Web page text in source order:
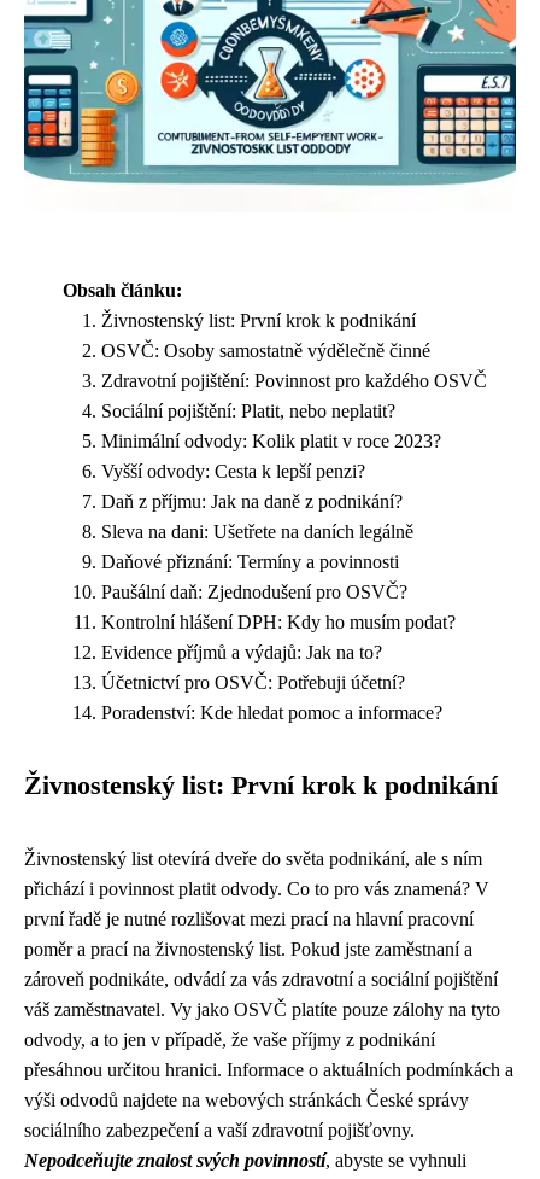
Obsah článku:
Živnostenský list: První krok k podnikání
OSVČ: Osoby samostatně výdělečně činné
Zdravotní pojištění: Povinnost pro každého OSVČ
Sociální pojištění: Platit, nebo neplatit?
Minimální odvody: Kolik platit v roce 2023?
Vyšší odvody: Cesta k lepší penzi?
Daň z příjmu: Jak na daně z podnikání?
Sleva na dani: Ušetřete na daních legálně
Daňové přiznání: Termíny a povinnosti
Paušální daň: Zjednodušení pro OSVČ?
Kontrolní hlášení DPH: Kdy ho musím podat?
Evidence příjmů a výdajů: Jak na to?
Účetnictví pro OSVČ: Potřebuji účetní?
Poradenství: Kde hledat pomoc a informace?
Živnostenský list: První krok k podnikání
Živnostenský list otevírá dveře do světa podnikání, ale s ním
přichází i povinnost platit odvody. Co to pro vás znamená? V
první řadě je nutné rozlišovat mezi prací na hlavní pracovní
poměr a prací na živnostenský list. Pokud jste zaměstnaní a
zároveň podnikáte, odvádí za vás zdravotní a sociální pojištění
váš zaměstnavatel. Vy jako OSVČ platíte pouze zálohy na tyto
odvody, a to jen v případě, že vaše příjmy z podnikání
přesáhnou určitou hranici. Informace o aktuálních podmínkách a
výši odvodů najdete na webových stránkách České správy
sociálního zabezpečení a vaší zdravotní pojišťovny.
Nepodceňujte znalost svých povinností, abyste se vyhnuli